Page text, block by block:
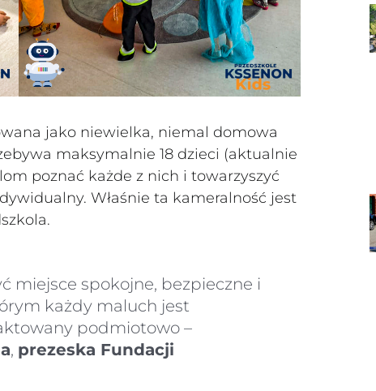
jako niewielka, niemal domowa
maksymalnie 18 dzieci (aktualnie
poznać każde z nich i towarzyszyć
Właśnie ta kameralność jest
miejsce spokojne, bezpieczne i
każdy maluch jest
podmiotowo –
, prezeska Fundacji